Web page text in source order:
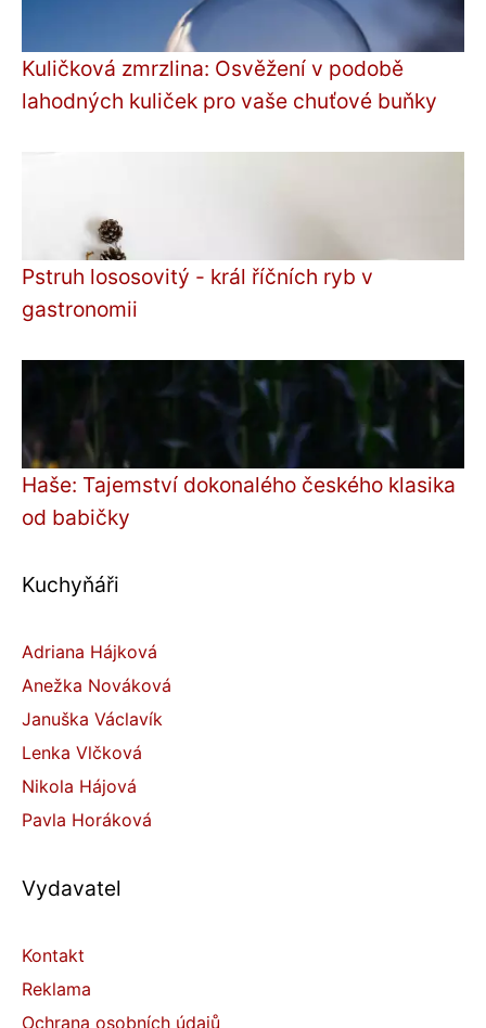
Kuličková zmrzlina: Osvěžení v podobě
lahodných kuliček pro vaše chuťové buňky
Pstruh lososovitý - král říčních ryb v
gastronomii
Haše: Tajemství dokonalého českého klasika
od babičky
Kuchyňáři
Adriana Hájková
Anežka Nováková
Januška Václavík
Lenka Vlčková
Nikola Hájová
Pavla Horáková
Vydavatel
Kontakt
Reklama
Ochrana osobních údajů